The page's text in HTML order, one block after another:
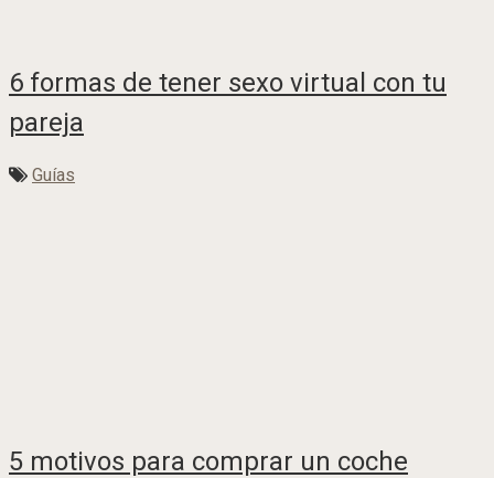
6 formas de tener sexo virtual con tu
pareja
Guías
5 motivos para comprar un coche